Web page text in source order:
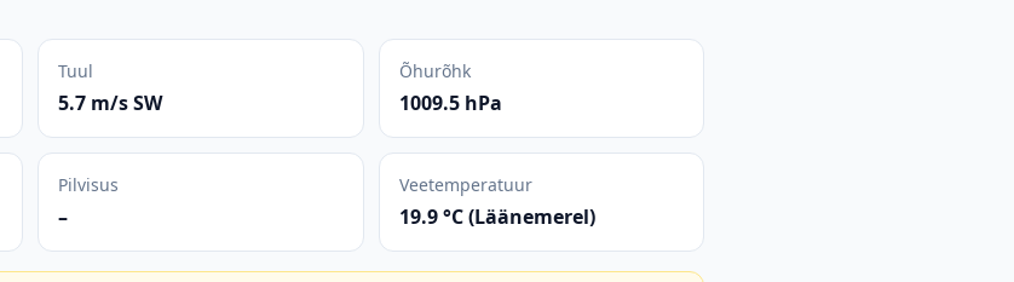
Tuul
5.7 m/s SW
Õhurõhk
1009.5 hPa
Pilvisus
–
Veetemperatuur
19.9 °C (Läänemerel)